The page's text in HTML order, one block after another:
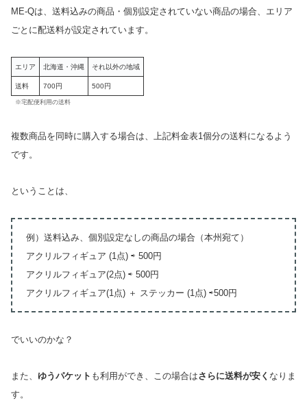
ME-Qは、送料込みの商品・個別設定されていない商品の場合、エリア
ごとに配送料が設定されています。
エリア 北海道・沖縄 それ以外の地域
送料 700円 500円
※宅配便利用の送料
複数商品を同時に購入する場合は、上記料金表1個分の送料になるよう
です。
ということは、
例）送料込み、個別設定なしの商品の場合（本州宛て）
アクリルフィギュア (1点) ⇨ 500円
アクリルフィギュア(2点) ⇨ 500円
アクリルフィギュア(1点) ＋ ステッカー (1点) ⇨500円
でいいのかな？
また、 ゆうパケット も利用ができ、この場合はさらに送料が安く なりま
す。